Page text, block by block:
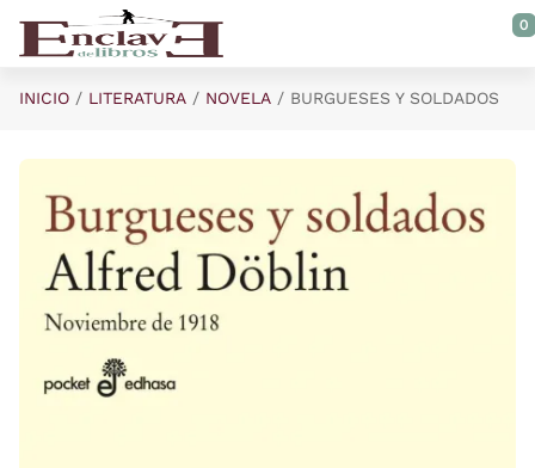
Saltar al contenido principal
0
INICIO LITERATURA NOVELA BURGUESES Y SOLDADOS